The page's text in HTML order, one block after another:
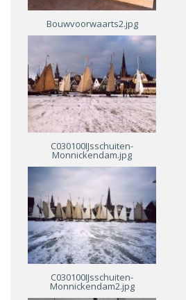
Bouwvoorwaarts2.jpg
C030100IJsschuiten-
Monnickendam.jpg
C030100IJsschuiten-
Monnickendam2.jpg